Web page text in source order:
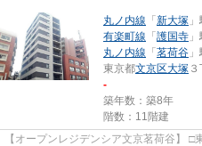
丸ノ内線 「 新大塚
有楽町線 「 護国寺
丸ノ内線 「 茗荷谷
東京都文京区大塚
-
築年数：築8年
階数：11階建
【オープンレジデンシア文京茗荷谷】 □東京都文京区大塚三丁目９－５ □2018年